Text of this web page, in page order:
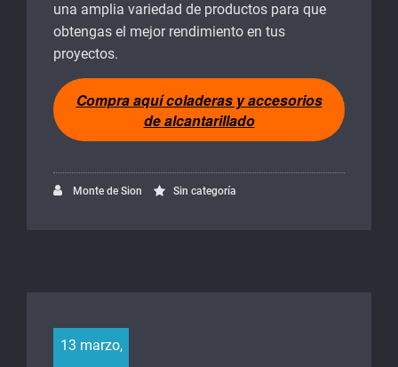
una amplia variedad de productos para que
obtengas el mejor rendimiento en tus
proyectos.
Compra aquí coladeras y accesorios
de alcantarillado
Monte de Sion Sin categoría
13 marzo,